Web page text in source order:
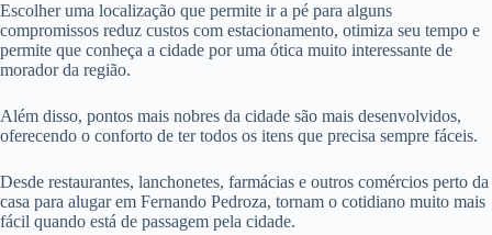
Escolher uma localização que permite ir a pé para alguns
compromissos reduz custos com estacionamento, otimiza seu tempo e
permite que conheça a cidade por uma ótica muito interessante de
morador da região.
Além disso, pontos mais nobres da cidade são mais desenvolvidos,
oferecendo o conforto de ter todos os itens que precisa sempre fáceis.
Desde restaurantes, lanchonetes, farmácias e outros comércios perto da
casa para alugar em Fernando Pedroza, tornam o cotidiano muito mais
fácil quando está de passagem pela cidade.